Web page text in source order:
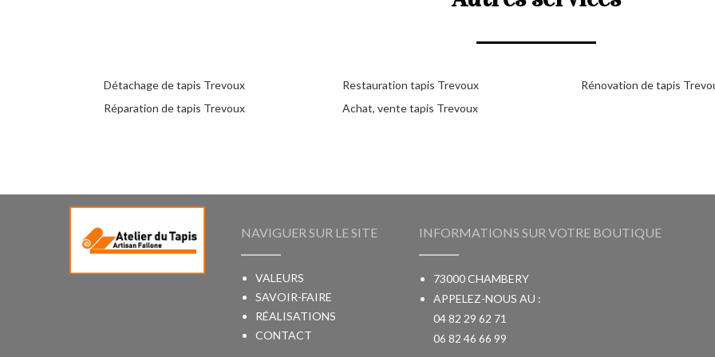
Détachage de tapis Trevoux
Réparation de tapis Trevoux
Restauration tapis Trevoux
Achat, vente tapis Trevoux
Rénovation de tapis
NAVIGUER SUR LE SITE
VALEURS
SAVOIR-FAIRE
RÉALISATIONS
CONTACT
INFORMATIONS SUR VOTRE BOUTIQUE
73000 CHAMBERY
APPELEZ-NOUS AU :
04 82 29 62 71
06 82 46 66 99